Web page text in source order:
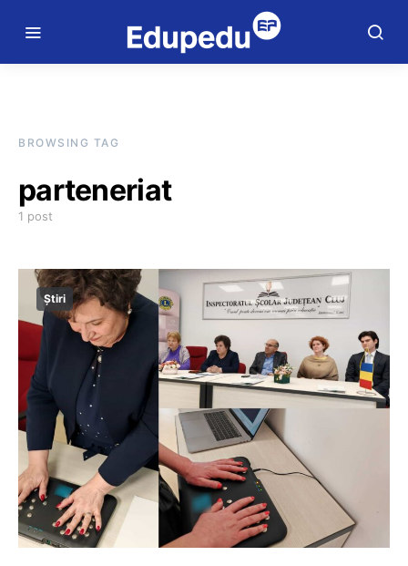
BROWSING TAG
parteneriat
1 post
Știri